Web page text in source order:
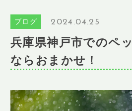
GALLERY
ギャラリー
NEWS
ニュース
BLOG
ブログ
ブログ 2024.04.25
兵庫県神戸市でのペ
ならおまかせ！